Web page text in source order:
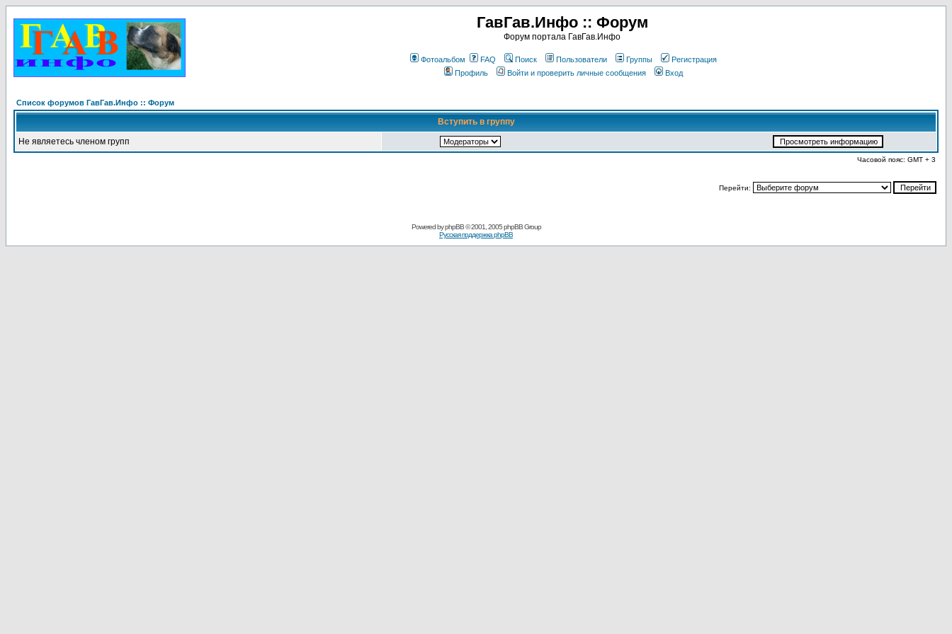
ГавГав.Инфо :: Форум
Форум портала ГавГав.Инфо
Фотоальбом FAQ Поиск Пользователи Группы
Регистрация
Профиль
Войти и проверить личные сообщения Вход
Список форумов ГавГав.Инфо :: Форум
Вступить в группу
Не являетесь членом групп
Часовой пояс: GMT + 3
Перейти:
Powered byphpBB© 2001, 2005 phpBB Group
Русская поддержка phpBB